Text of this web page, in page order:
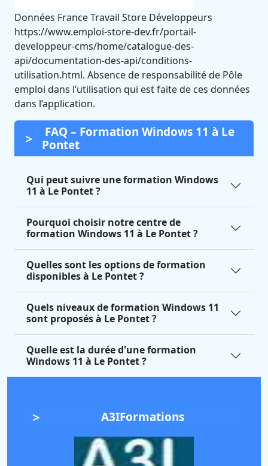
Données France Travail Store Développeurs
https://www.emploi-store-dev.fr/portail-
developpeur-cms/home/catalogue-des-
api/documentation-des-api/conditions-
utilisation.html. Absence de responsabilité de Pôle
emploi dans l’utilisation qui est faite de ces données
dans l’application.
FAQ – Formation Windows 11 à Le
Pontet
Qui peut suivre une formation Windows
11 à Le Pontet ?
Pourquoi choisir notre centre de
formation Windows 11 à Le Pontet ?
Quelles sont les options de formation
disponibles à Le Pontet ?
Quels niveaux de formation Windows 11
sont proposés à Le Pontet ?
Quelle est la durée d'une formation
Windows 11 à Le Pontet ?
A3IFormations